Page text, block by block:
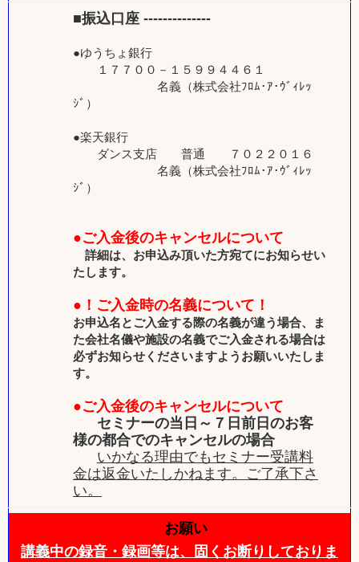
■振込口座 --------------
●ゆうちょ銀行
１７７００－１５９９４４６１
名義（株式会社ﾌﾛﾑ･ｱ･ｳﾞｨﾚｯ
ｼﾞ）
●楽天銀行
ダンス支店 普通 ７０２２０１６
名義（株式会社ﾌﾛﾑ･ｱ･ｳﾞｨﾚｯ
ｼﾞ）
●ご入金後のキャンセルについて
詳細は、お申込み頂いた方宛てにお知らせい
たします。
●！ご入金時の名義について！
お申込名とご入金する際の名義が違う場合、ま
た会社名儀や施設の名義でご入金される場合は
必ずお知らせくださいますようお願いいたしま
す。
●ご入金後のキャンセルについて
セミナーの当日～７日前日のお客
様の都合でのキャンセルの場合
いかなる理由でもセミナー受講料
金は返金いたしかねます。ご了承下さ
い。
お願い
講義中の録音・録画等は、固くお断りしておりま